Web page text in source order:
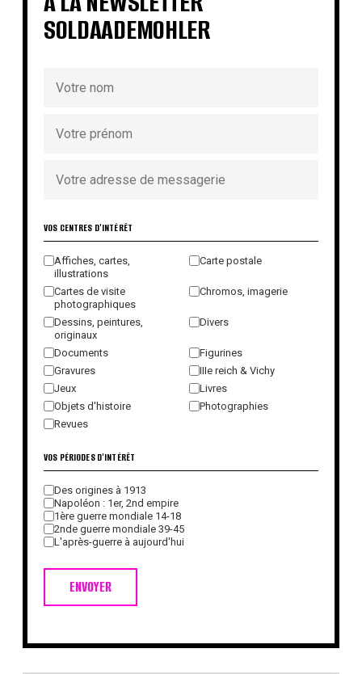
SOLDAADEMOHLER
VOS CENTRES D'INTÉRÊT
Affiches, cartes,
illustrations
Carte postale
Cartes de visite
photographiques
Chromos, imagerie
Dessins, peintures,
originaux
Divers
Documents
Figurines
Gravures
IIIe reich & Vichy
Jeux
Livres
Objets d'histoire
Photographies
Revues
ENVOYER
VOS PÉRIODES D'INTÉRÊT
Des origines à 1913
Napoléon : 1er, 2nd empire
1ère guerre mondiale 14-18
2nde guerre mondiale 39-45
L'après-guerre à aujourd'hui